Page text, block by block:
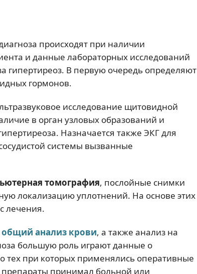
происходят при наличии
и данные лабораторных исследований
гипертиреоз. В первую очередь определяют
гормонов.
исследование щитовидной
в орган узловых образований и
Назначается также ЭКГ для
системы вызванные
томография, послойные снимки
локализацию уплотнений. На основе этих
лечения.
общий анализ крови, а также анализ на
большую роль играют данные о
тех при которых применялись оперативные
принимал больной или